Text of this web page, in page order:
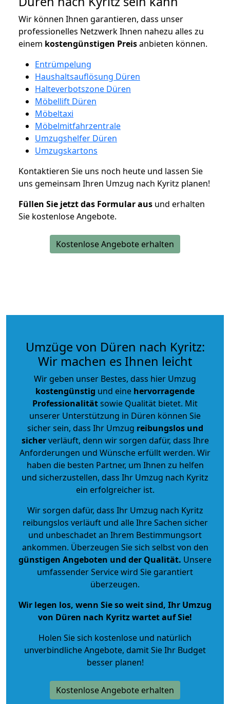
Wir können Ihnen garantieren, dass unser
professionelles Netzwerk Ihnen nahezu alles zu
einem kostengünstigen Preisanbieten können.
Entrümpelung
Haushaltsauflösung Düren
Halteverbotszone Düren
Möbellift Düren
Möbeltaxi
Möbelmitfahrzentrale
Umzugshelfer Düren
Umzugskartons
Kontaktieren Sie uns noch heute und lassen Sie
uns gemeinsam Ihren Umzug nach Kyritz planen!
Füllen Sie jetzt das Formular aus und erhalten
Sie kostenlose Angebote.
Kostenlose Angebote erhalten
Umzüge von Düren nach Kyritz:
Wir machen es Ihnen leicht
Wir geben unser Bestes, dass hier Umzug
kostengünstig und eine hervorragende
Professionalitätsowie Qualität bietet. Mit
unserer Unterstützung in Düren können Sie
sicher sein, dass Ihr Umzug reibungslos und
sicherverläuft, denn wir sorgen dafür, dass Ihre
Anforderungen und Wünsche erfüllt werden. Wir
haben die besten Partner, um Ihnen zu helfen
und sicherzustellen, dass Ihr Umzug nach Kyritz
ein erfolgreicher ist.
Wir sorgen dafür, dass Ihr Umzug nach Kyritz
reibungslos verläuft und alle Ihre Sachen sicher
und unbeschadet an Ihrem Bestimmungsort
ankommen. Überzeugen Sie sich selbst von den
günstigen Angeboten und der Qualität. Unsere
umfassender Service wird Sie garantiert
überzeugen.
Wir legen los, wenn Sie so weit sind, Ihr Umzug
von Düren nach Kyritz wartet auf Sie!
Holen Sie sich kostenlose und natürlich
unverbindliche Angebote, damit Sie Ihr Budget
besser planen!
Kostenlose Angebote erhalten